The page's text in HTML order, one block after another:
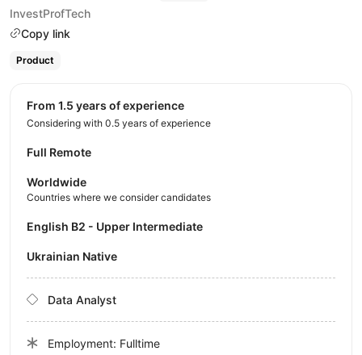
InvestProfTech
Copy link
Product
from 1.5 years of experience
Considering with 0.5 years of experience
Full Remote
Worldwide
Countries where we consider candidates
English B2 - Upper Intermediate
Ukrainian Native
Data Analyst
Employment: Fulltime